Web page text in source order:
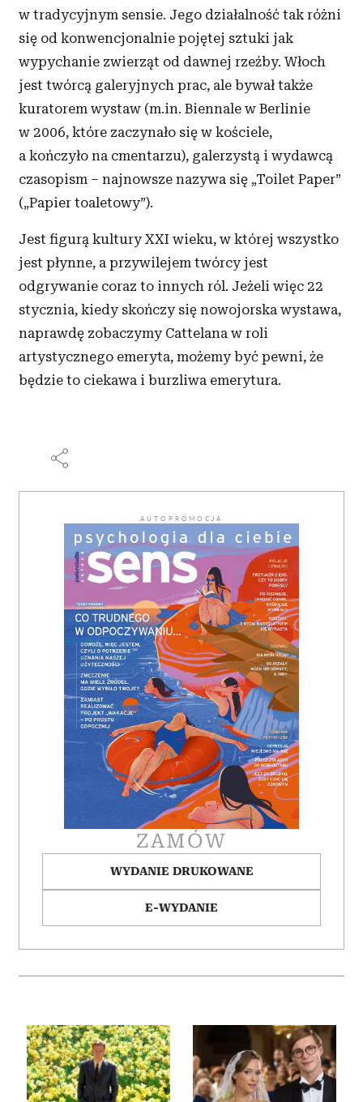
w tradycyjnym sensie. Jego działalność tak różni
się od konwencjonalnie pojętej sztuki jak
wypychanie zwierząt od dawnej rzeźby. Włoch
jest twórcą galeryjnych prac, ale bywał także
kuratorem wystaw (m.in. Biennale w Berlinie
w 2006, które zaczynało się w kościele,
a kończyło na cmentarzu), galerzystą i wydawcą
czasopism – najnowsze nazywa się „Toilet Paper”
(„Papier toaletowy”).
Jest figurą kultury XXI wieku, w której wszystko
jest płynne, a przywilejem twórcy jest
odgrywanie coraz to innych ról. Jeżeli więc 22
stycznia, kiedy skończy się nowojorska wystawa,
naprawdę zobaczymy Cattelana w roli
artystycznego emeryta, możemy być pewni, że
będzie to ciekawa i burzliwa emerytura.
AUTOPROMOCJA
ZAMÓW
WYDANIE DRUKOWANE
E-WYDANIE